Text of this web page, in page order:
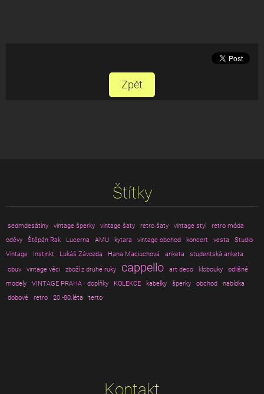
Zpět
Štítky
sedmdesátiny vintage šperky vintage šaty retro šaty vintage styl
retro móda
oděvy
Štěpán Rak Lucerna AMU kytara vintage obchod koncert vesta
Studio
Vintage
Instinkt Lukáš Závozda Hana Maciuchová anketa
studentská anketa
obuv
vintage věci zboží z druhé ruky cappello art deco klobouky
odlišné
modely
VINTAGE PRAHA doplňky KOLEKCE kabelky šperky obchod
nabídka
dobové
retro 20.-80.léta terto
Kontakt